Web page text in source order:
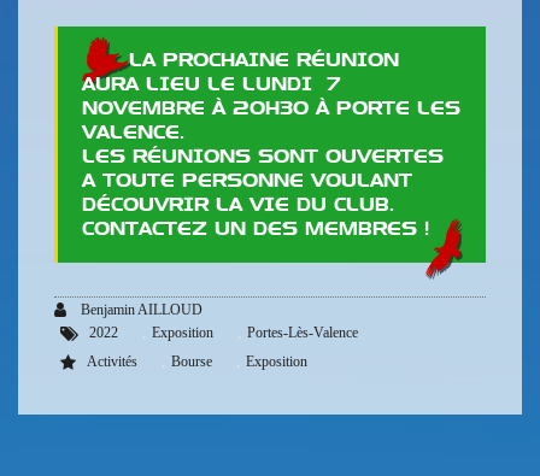
LA PROCHAINE RÉUNION
AURA LIEU LE LUNDI 7
NOVEMBRE À 20H30 À PORTE LES
VALENCE.
LES RÉUNIONS SONT OUVERTES
A TOUTE PERSONNE VOULANT
DÉCOUVRIR LA VIE DU CLUB.
CONTACTEZ UN DES MEMBRES !
Benjamin AILLOUD
2022
, Exposition , Portes-Lès-Valence
Activités
, Bourse , Exposition